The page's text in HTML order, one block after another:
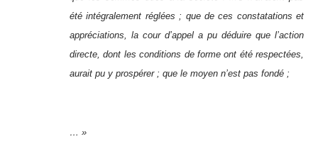
été intégralement réglées ; que de ces constatations et
appréciations, la cour d’appel a pu déduire que l’action
directe, dont les conditions de forme ont été respectées,
aurait pu y prospérer ; que le moyen n’est pas fondé ;
… »